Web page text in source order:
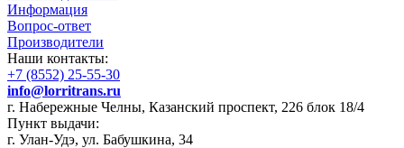
Информация
Вопрос-ответ
Производители
Наши контакты:
+7 (8552) 25-55-30
info@lorritrans.ru
г. Набережные Челны, Казанский проспект, 226 блок 18/4
Пункт выдачи:
г. Улан-Удэ, ул. Бабушкина, 34